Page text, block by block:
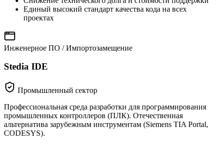
Единый высокий стандарт качества кода на всех
проектах
Инженерное ПО / Импортозамещение
Stedia IDE
Промышленный сектор
Профессиональная среда разработки для программирования
промышленных контроллеров (ПЛК). Отечественная
альтернатива зарубежным инструментам (Siemens TIA Portal,
CODESYS).